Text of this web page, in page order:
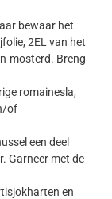
bewaar het
2EL van het
mosterd. Breng
romainesla,
of
een deel
Garneer met de
en